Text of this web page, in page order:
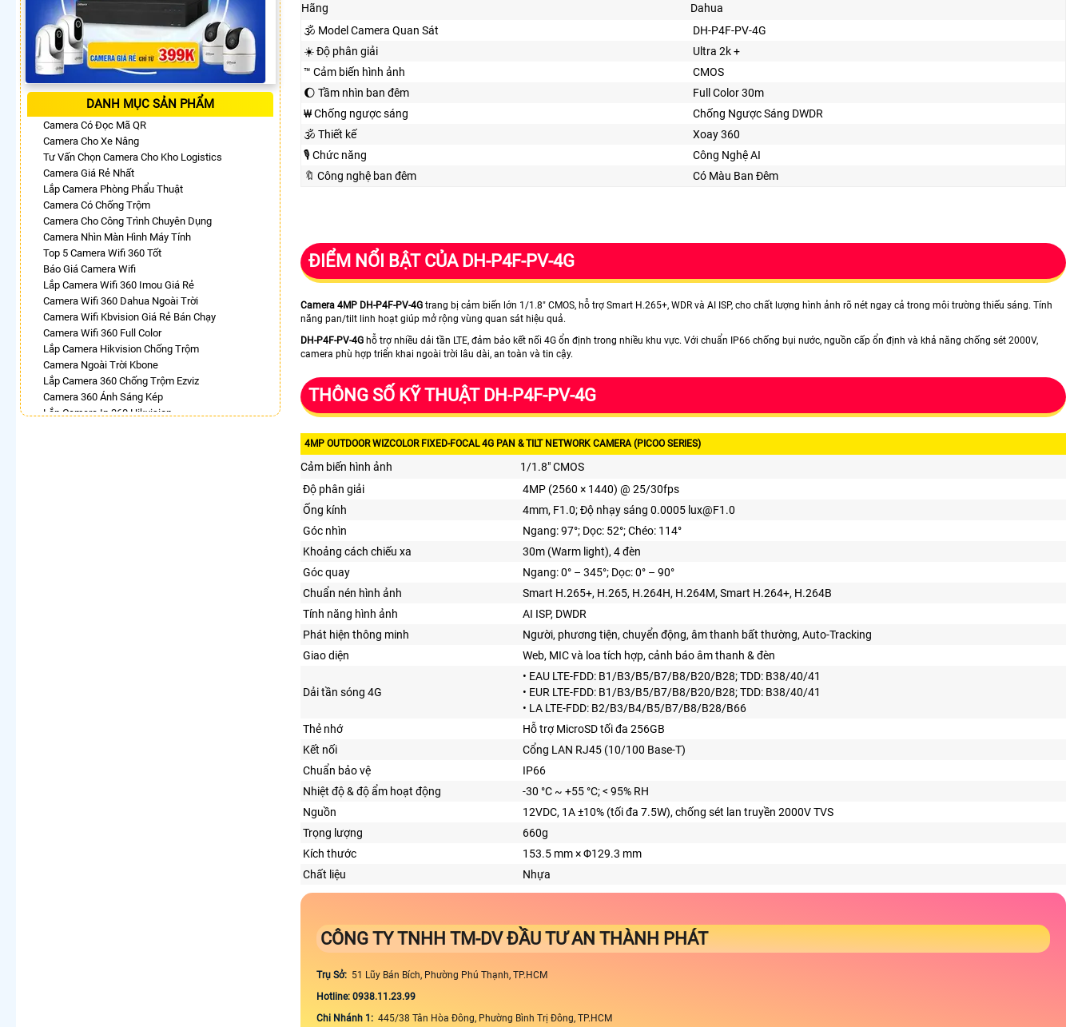
DANH MỤC SẢN PHẨM
Camera Có Đọc Mã QR
Camera Cho Xe Nâng
Tư Vấn Chọn Camera Cho Kho Logistics
Camera Giá Rẻ Nhất
Lắp Camera Phòng Phẩu Thuật
Camera Có Chống Trộm
Camera Cho Công Trình Chuyên Dụng
Camera Nhìn Màn Hình Máy Tính
Top 5 Camera Wifi 360 Tốt
Báo Giá Camera Wifi
Lắp Camera Wifi 360 Imou Giá Rẻ
Camera Wifi 360 Dahua Ngoài Trời
Camera Wifi Kbvision Giá Rẻ Bán Chạy
Camera Wifi 360 Full Color
Lắp Camera Hikvision Chống Trộm
Camera Ngoài Trời Kbone
Lắp Camera 360 Chống Trộm Ezviz
Camera 360 Ánh Sáng Kép
Lắp Camera Ip 360 Hikvision
Hãng
Dahua
🕉️ Model Camera Quan Sát
DH-P4F-PV-4G
☀️ Độ phân giải
Ultra 2k +
™️ Cảm biến hình ảnh
CMOS
🌔 Tầm nhìn ban đêm
Full Color 30m
₩ Chống ngược sáng
Chống Ngược Sáng DWDR
🕉️ Thiết kế
Xoay 360
🎙 Chức năng
Công Nghệ AI
🔖 Công nghệ ban đêm
Có Màu Ban Ðêm
ĐIỂM NỔI BẬT CỦA DH-P4F-PV-4G
Camera 4MP DH-P4F-PV-4G trang bị cảm biến lớn 1/1.8" CMOS, hỗ trợ Smart H.265+, WDR và AI ISP, cho chất lượng hình ảnh rõ nét ngay cả trong môi trường thiếu sáng. Tính
năng pan/tilt linh hoạt giúp mở rộng vùng quan sát hiệu quả.
DH-P4F-PV-4G hỗ trợ nhiều dải tần LTE, đảm bảo kết nối 4G ổn định trong nhiều khu vực. Với chuẩn IP66 chống bụi nước, nguồn cấp ổn định và khả năng chống sét 2000V,
camera phù hợp triển khai ngoài trời lâu dài, an toàn và tin cậy.
THÔNG SỐ KỸ THUẬT DH-P4F-PV-4G
4MP OUTDOOR WIZCOLOR FIXED-FOCAL 4G PAN & TILT NETWORK CAMERA (PICOO SERIES)
Cảm biến hình ảnh
1/1.8" CMOS
Độ phân giải
4MP (2560 × 1440) @ 25/30fps
Ống kính
4mm, F1.0; Độ nhạy sáng 0.0005 lux@F1.0
Góc nhìn
Ngang: 97°; Dọc: 52°; Chéo: 114°
Khoảng cách chiếu xa
30m (Warm light), 4 đèn
Góc quay
Ngang: 0° – 345°; Dọc: 0° – 90°
Chuẩn nén hình ảnh
Smart H.265+, H.265, H.264H, H.264M, Smart H.264+, H.264B
Tính năng hình ảnh
AI ISP, DWDR
Phát hiện thông minh
Người, phương tiện, chuyển động, âm thanh bất thường, Auto-Tracking
Giao diện
Web, MIC và loa tích hợp, cảnh báo âm thanh & đèn
Dải tần sóng 4G
• EAU LTE-FDD: B1/B3/B5/B7/B8/B20/B28; TDD: B38/40/41
• EUR LTE-FDD: B1/B3/B5/B7/B8/B20/B28; TDD: B38/40/41
• LA LTE-FDD: B2/B3/B4/B5/B7/B8/B28/B66
Thẻ nhớ
Hỗ trợ MicroSD tối đa 256GB
Kết nối
Cổng LAN RJ45 (10/100 Base-T)
Chuẩn bảo vệ
IP66
Nhiệt độ & độ ẩm hoạt động
-30 °C ~ +55 °C; < 95% RH
Nguồn
12VDC, 1A ±10% (tối đa 7.5W), chống sét lan truyền 2000V TVS
Trọng lượng
660g
Kích thước
153.5 mm × Φ129.3 mm
Chất liệu
Nhựa
CÔNG TY TNHH TM-DV ĐẦU TƯ AN THÀNH PHÁT
Trụ Sở: 51 Lũy Bán Bích, Phường Phú Thạnh, TP.HCM
Hotline: 0938.11.23.99
Chi Nhánh 1: 445/38 Tân Hòa Đông, Phường Bình Trị Đông, TP.HCM